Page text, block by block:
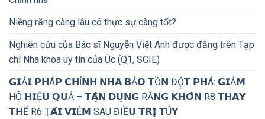
Niềng răng càng lâu có thực sự càng tốt?
Nghiên cứu của Bác sĩ Nguyễn Việt Anh được đăng trên Tạp
chí Nha khoa uy tín của Úc (Q1, SCIE)
𝗚𝗜Ả𝗜 𝗣𝗛Á𝗣 𝗖𝗛Ỉ𝗡𝗛 𝗡𝗛𝗔 𝗕Ả𝗢 𝗧Ồ𝗡 ĐỘ̣𝗧 𝗣𝗛Á: 𝗚𝗜Ả𝗠
HÔ 𝗛𝗜Ệ𝗨 𝗤𝗨Ả – 𝗧𝗔̣̂𝗡 𝗗𝗨̣𝗡𝗚 RĂ𝗡𝗚 𝗞𝗛𝗢̂𝗡 R8 𝗧𝗛𝗔𝗬
𝗧𝗛Ế R6 Ṭ𝗔́𝗜 𝗩𝗜Ê𝗠 SAU ĐIỀ𝗨 𝗧𝗥𝗜̣ 𝗧Ủ𝗬